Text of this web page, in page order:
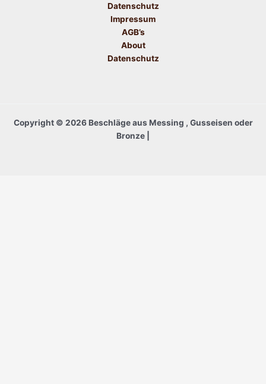
Datenschutz
Impressum
AGB’s
About
Datenschutz
Copyright © 2026 Beschläge aus Messing , Gusseisen oder
Bronze |